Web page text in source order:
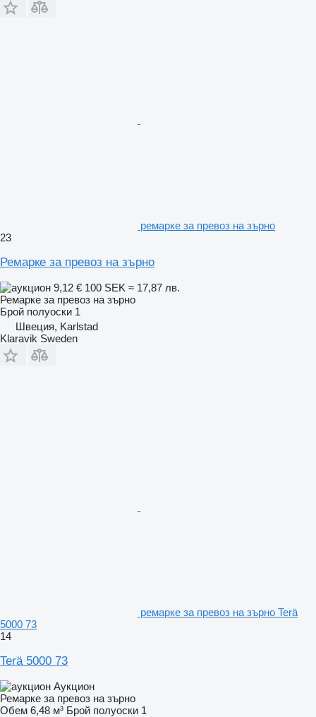
ремарке за превоз на зърно
23
Ремарке за превоз на зърно
9,12 € 100 SEK ≈ 17,87 лв.
Ремарке за превоз на зърно
Брой полуоски 1
Швеция, Karlstad
Klaravik Sweden
ремарке за превоз на зърно Terä
5000 73
14
Terä 5000 73
Аукцион
Ремарке за превоз на зърно
Обем 6,48 м³ Брой полуоски 1